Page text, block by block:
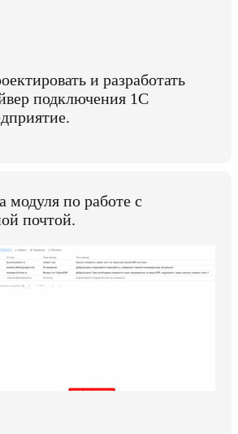
и разработать
подключения 1С
модуля по работе с
почтой.